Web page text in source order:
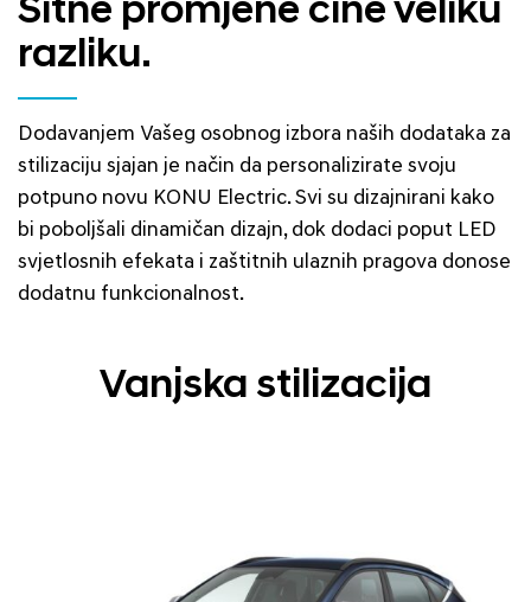
Sitne promjene čine veliku
razliku.
Dodavanjem Vašeg osobnog izbora naših dodataka za
stilizaciju sjajan je način da personalizirate svoju
potpuno novu KONU Electric. Svi su dizajnirani kako
bi poboljšali dinamičan dizajn, dok dodaci poput LED
svjetlosnih efekata i zaštitnih ulaznih pragova donose
dodatnu funkcionalnost.
Vanjska stilizacija